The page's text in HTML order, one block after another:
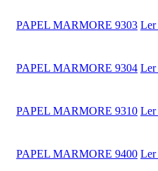
PAPEL MARMORE 9303 Ler
PAPEL MARMORE 9304 Ler
PAPEL MARMORE 9310 Ler
PAPEL MARMORE 9400 Ler